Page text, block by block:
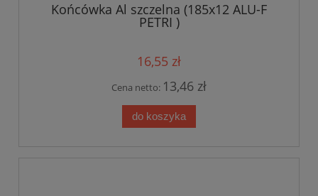
Końcówka Al szczelna (185x12 ALU-F
PETRI )
16,55 zł
Cena netto: 13,46 zł
do koszyka